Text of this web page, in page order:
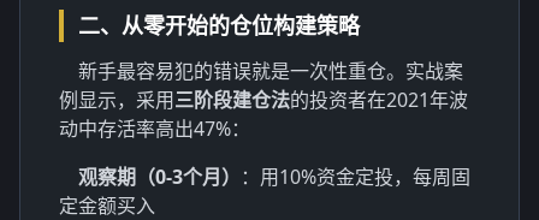
二、从零开始的仓位构建策略
新手最容易犯的错误就是一次性重仓。实战案
例显示，采用三阶段建仓法的投资者在2021年波
动中存活率高出47%：
观察期（0-3个月） ：用10%资金定投，每周固
定金额买入